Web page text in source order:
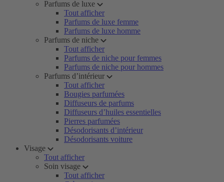
Parfums de luxe
Tout afficher
Parfums de luxe femme
Parfums de luxe homme
Parfums de niche
Tout afficher
Parfums de niche pour femmes
Parfums de niche pour hommes
Parfums d’intérieur
Tout afficher
Bougies parfumées
Diffuseurs de parfums
Diffuseurs d’huiles essentielles
Pierres parfumées
Désodorisants d’intérieur
Désodorisants voiture
Visage
Tout afficher
Soin visage
Tout afficher